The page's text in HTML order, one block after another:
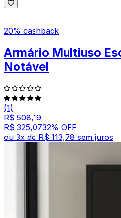
20% cashback
Armário Multiuso
Notável
(1)
R$ 508,19
R$ 325,0732% OFF
ou 3x de R$ 113,78 sem juros